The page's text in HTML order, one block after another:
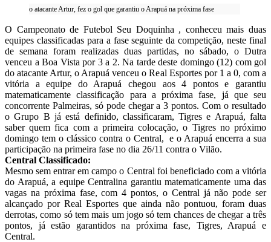
o atacante Artur, fez o gol que garantiu o Arapuá na próxima fase
O Campeonato de Futebol Seu Doquinha , conheceu mais duas
equipes classificadas para a fase seguinte da competição, neste final
de semana foram realizadas duas partidas, no sábado, o Dutra
venceu a Boa Vista por 3 a 2. Na tarde deste domingo (12) com gol
do atacante Artur, o Arapuá venceu o Real Esportes por 1 a 0, com a
vitória a equipe do Arapuá chegou aos 4 pontos e garantiu
matematicamente classificação para a próxima fase, já que seu
concorrente Palmeiras, só pode chegar a 3 pontos. Com o resultado
o Grupo B já está definido, classificaram, Tigres e Arapuá, falta
saber quem fica com a primeira colocação, o Tigres no próximo
domingo tem o clássico contra o Central, e o Arapuá encerra a sua
participação na primeira fase no dia 26/11 contra o Vilão.
Central Classificado:
Mesmo sem entrar em campo o Central foi beneficiado com a vitória
do Arapuá, a equipe Centralina garantiu matematicamente uma das
vagas na próxima fase, com 4 pontos, o Central já não pode ser
alcançado por Real Esportes que ainda não pontuou, foram duas
derrotas, como só tem mais um jogo só tem chances de chegar a três
pontos, já estão garantidos na próxima fase, Tigres, Arapuá e
Central.